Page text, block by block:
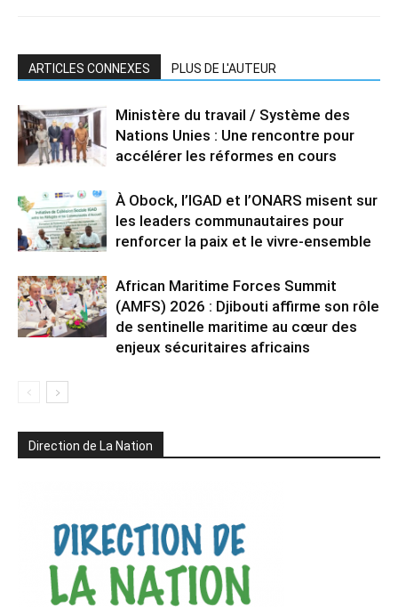
ARTICLES CONNEXES PLUS DE L'AUTEUR
Ministère du travail / Système des
Nations Unies : Une rencontre pour
accélérer les réformes en cours
À Obock, l’IGAD et l’ONARS misent sur
les leaders communautaires pour
renforcer la paix et le vivre-ensemble
African Maritime Forces Summit
(AMFS) 2026 : Djibouti affirme son rôle
de sentinelle maritime au cœur des
enjeux sécuritaires africains
Direction de La Nation